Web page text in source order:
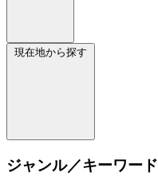
現在地から探す
ジャンル／キーワード